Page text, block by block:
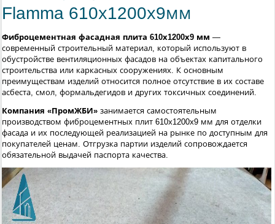
Flamma 610х1200х9мм
Фиброцементная фасадная плита 610х1200х9 мм —
современный строительный материал, который используют в
обустройстве вентиляционных фасадов на объектах капитального
строительства или каркасных сооружениях. К основным
преимуществам изделий относится полное отсутствие в их составе
асбеста, смол, формальдегидов и других токсичных соединений.
Компания «ПромЖБИ» занимается самостоятельным
производством фиброцементных плит 610х1200х9 мм для отделки
фасада и их последующей реализацией на рынке по доступным для
покупателей ценам. Отгрузка партии изделий сопровождается
обязательной выдачей паспорта качества.